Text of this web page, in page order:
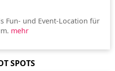
Fun- und Event-Location für
mehr
SPOTS